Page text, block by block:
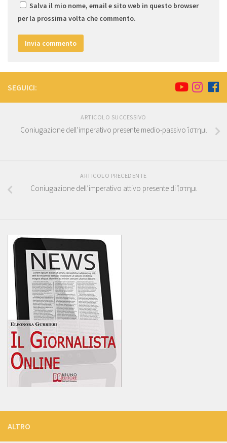
Salva il mio nome, email e sito web in questo browser
per la prossima volta che commento.
SEGUICI:
ARTICOLO SUCCESSIVO
Coniugazione dell’imperativo presente medio-passivo ἵστημι
ARTICOLO PRECEDENTE
Coniugazione dell’imperativo attivo presente di ἵστημι
ALTRO